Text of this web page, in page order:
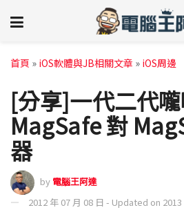
首頁 » iOS軟體與JB相關文章 » iOS周邊
[分享]一代二代
MagSafe 對
器
by 電腦王阿達
2012 年 07 月 08 日 - Updated on 2013